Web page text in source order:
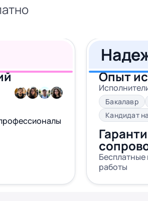
Опыт
Бакалавр
Кандидат
Бесплатные
работы